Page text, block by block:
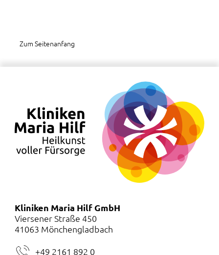
Zum Seitenanfang
Kliniken Maria Hilf GmbH
Viersener Straße 450
41063 Mönchengladbach
+49 2161 892 0